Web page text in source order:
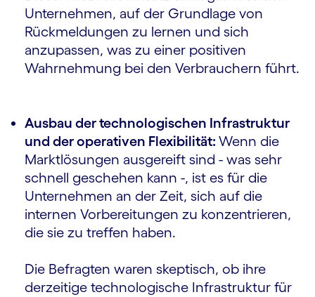
Unternehmen, auf der Grundlage von
Rückmeldungen zu lernen und sich
anzupassen, was zu einer positiven
Wahrnehmung bei den Verbrauchern führt.
Ausbau der technologischen Infrastruktur
und der operativen Flexibilität: Wenn die
Marktlösungen ausgereift sind - was sehr
schnell geschehen kann -, ist es für die
Unternehmen an der Zeit, sich auf die
internen Vorbereitungen zu konzentrieren,
die sie zu treffen haben.
Die Befragten waren skeptisch, ob ihre
derzeitige technologische Infrastruktur für